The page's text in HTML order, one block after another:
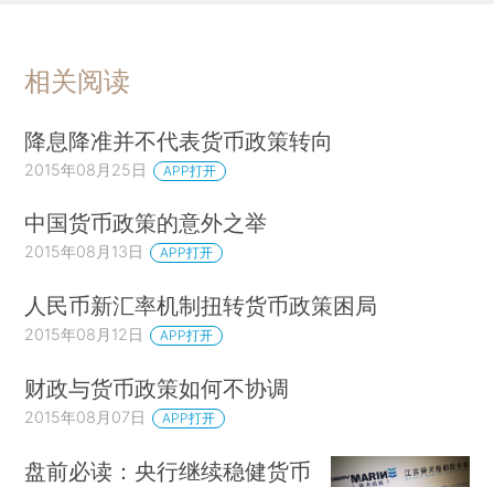
相关阅读
降息降准并不代表货币政策转向
2015年08月25日 APP打开
中国货币政策的意外之举
2015年08月13日 APP打开
人民币新汇率机制扭转货币政策困局
2015年08月12日 APP打开
财政与货币政策如何不协调
2015年08月07日 APP打开
盘前必读：央行继续稳健货币